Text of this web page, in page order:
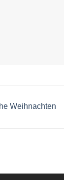
Weihnachten